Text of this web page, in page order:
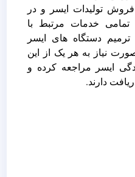
تولیدات ایسر و در
تمامی خدمات مرتبط با
ترمیم دستگاه های ایسر
نیاز به هر یک از این
ایسر مراجعه کرده و
دارند.